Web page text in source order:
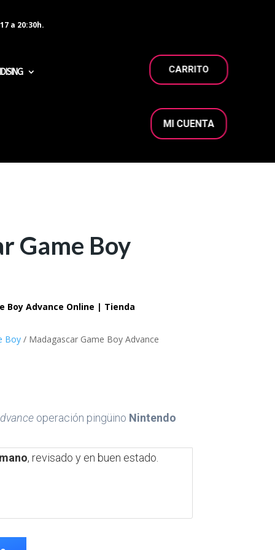
a 20:30h.
CARRITO
MI CUENTA
Game Boy
Boy Advance Online | Tienda
Boy/ Madagascar Game Boy Advance
operación pingüino Nintendo
, revisado y en buen estado.